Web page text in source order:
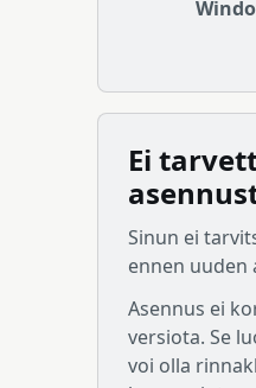
Ei
Sinun ei
ennen uuden
Asennus ei
versiota. Se
voi olla